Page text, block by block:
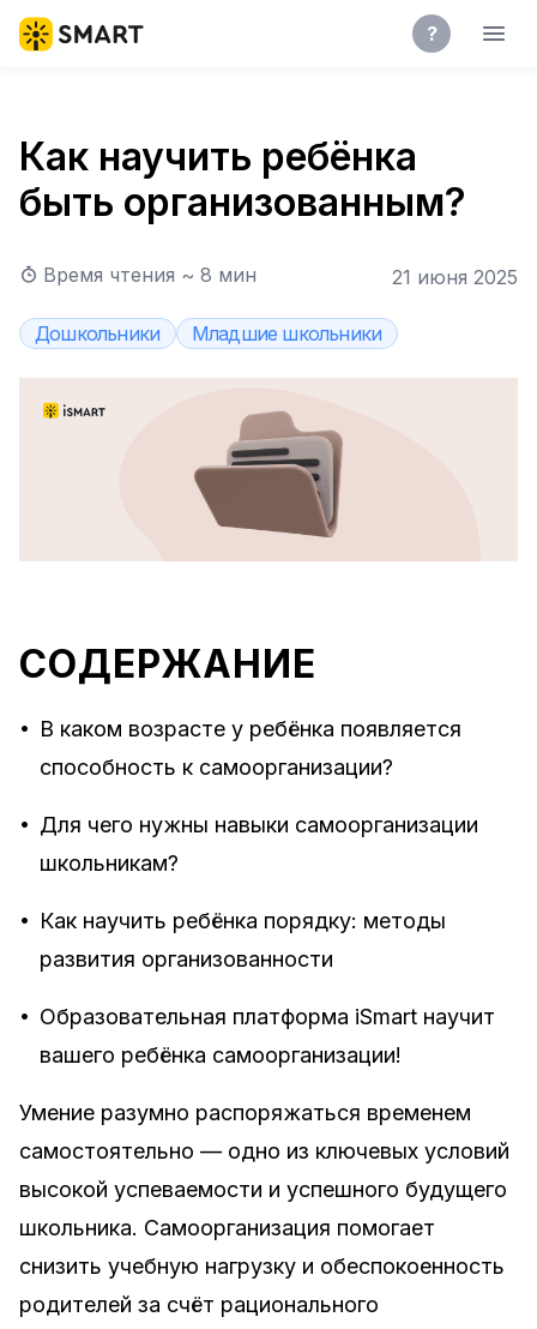
?
Как научить ребёнка
быть организованным?
Время чтения ~ 8 мин 21 июня 2025
Дошкольники Младшие школьники
СОДЕРЖАНИЕ
• В каком возрасте у ребёнка появляется
способность к самоорганизации?
• Для чего нужны навыки самоорганизации
школьникам?
• Как научить ребёнка порядку: методы
развития организованности
• Образовательная платформа iSmart научит
вашего ребёнка самоорганизации!
Умение разумно распоряжаться временем
самостоятельно — одно из ключевых условий
высокой успеваемости и успешного будущего
школьника. Самоорганизация помогает
снизить учебную нагрузку и обеспокоенность
родителей за счёт рационального